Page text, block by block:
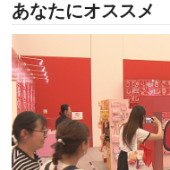
あなたにオススメ